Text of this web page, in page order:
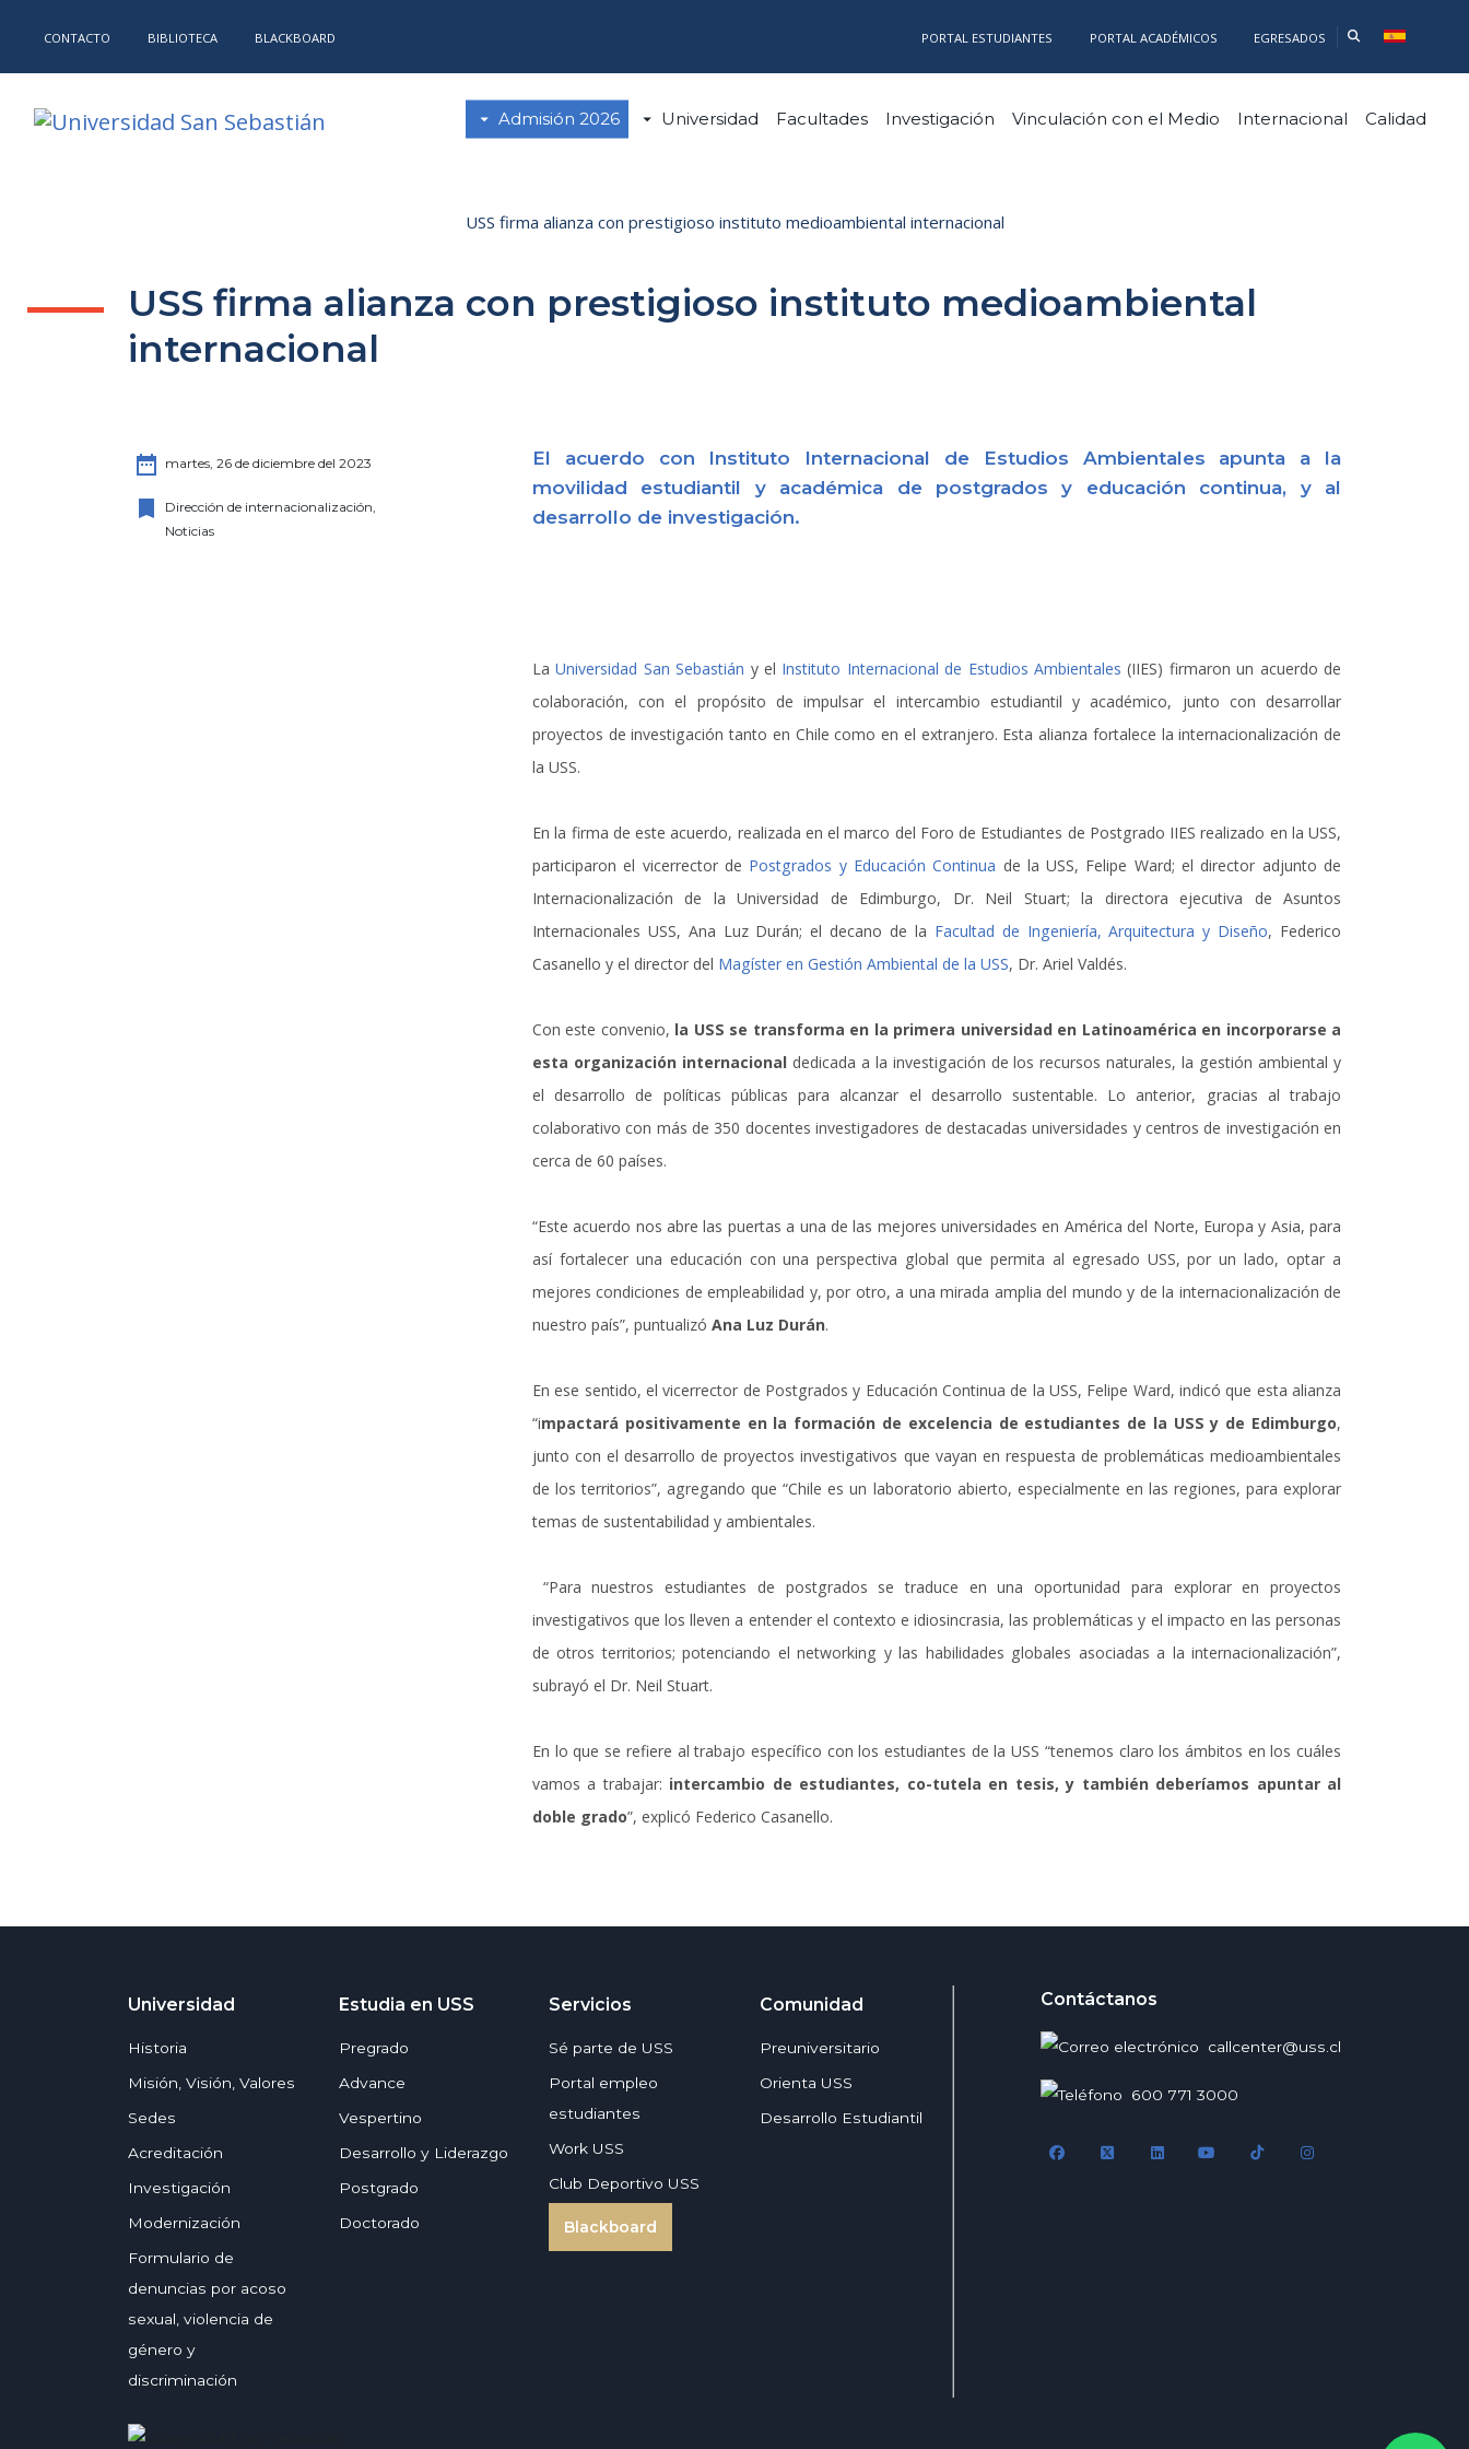
CONTACTO BIBLIOTECA BLACKBOARD PORTAL ESTUDIANTES PORTAL ACADÉMICOS EGRESADOS
Admisión 2026 Universidad Facultades Investigación Vinculación con el Medio Internacional Calidad
USS firma alianza con prestigioso instituto medioambiental internacional
USS firma alianza con prestigioso instituto medioambiental
internacional
date_range martes, 26 de diciembre del 2023
bookmark
Dirección de internacionalización,
Noticias
El acuerdo con Instituto Internacional de Estudios Ambientales apunta a la
movilidad estudiantil y académica de postgrados y educación continua, y al
desarrollo de investigación.
LaUniversidad San Sebastián y el Instituto Internacional de Estudios Ambientales (IIES) firmaron un acuerdo de
colaboración, con el propósito de impulsar el intercambio estudiantil y académico, junto con desarrollar
proyectos de investigación tanto en Chile como en el extranjero. Esta alianza fortalece la internacionalización de
la USS.
En la firma de este acuerdo, realizada en el marco del Foro de Estudiantes de Postgrado IIES realizado en la USS,
participaron el vicerrector de Postgrados y Educación Continua de la USS, Felipe Ward; el director adjunto de
Internacionalización de la Universidad de Edimburgo, Dr. Neil Stuart; la directora ejecutiva de Asuntos
Internacionales USS, Ana Luz Durán; el decano de la Facultad de Ingeniería, Arquitectura y Diseño, Federico
Casanello y el director del Magíster en Gestión Ambiental de la USS, Dr. Ariel Valdés.
Con este convenio, la USS se transforma en la primera universidad en Latinoamérica en incorporarse a
esta organización internacionaldedicada a la investigación de los recursos naturales, la gestión ambiental y
el desarrollo de políticas públicas para alcanzar el desarrollo sustentable. Lo anterior, gracias al trabajo
colaborativo con más de 350 docentes investigadores de destacadas universidades y centros de investigación en
cerca de 60 países.
“Este acuerdo nos abre las puertas a una de las mejores universidades en América del Norte, Europa y Asia, para
así fortalecer una educación con una perspectiva global que permita al egresado USS, por un lado, optar a
mejores condiciones de empleabilidad y, por otro, a una mirada amplia del mundo y de la internacionalización de
nuestro país”, puntualizó Ana Luz Durán.
En ese sentido, el vicerrector de Postgrados y Educación Continua de la USS, Felipe Ward, indicó que esta alianza
“impactará positivamente en la formación de excelencia de estudiantes de la USS y de Edimburgo,
junto con el desarrollo de proyectos investigativos que vayan en respuesta de problemáticas medioambientales
de los territorios”, agregando que “Chile es un laboratorio abierto, especialmente en las regiones, para explorar
temas de sustentabilidad y ambientales.
“Para nuestros estudiantes de postgrados se traduce en una oportunidad para explorar en proyectos
investigativos que los lleven a entender el contexto e idiosincrasia, las problemáticas y el impacto en las personas
de otros territorios; potenciando el networking y las habilidades globales asociadas a la internacionalización”,
subrayó el Dr. Neil Stuart.
En lo que se refiere al trabajo específico con los estudiantes de la USS “tenemos claro los ámbitos en los cuáles
vamos a trabajar: intercambio de estudiantes, co-tutela en tesis, y también deberíamos apuntar al
doble grado”, explicó Federico Casanello.
Universidad
Historia
Misión, Visión, Valores
Sedes
Acreditación
Investigación
Modernización
Formulario de
denuncias por acoso
sexual, violencia de
género y
discriminación
Estudia en USS
Pregrado
Advance
Vespertino
Desarrollo y Liderazgo
Postgrado
Doctorado
Servicios
Sé parte de USS
Portal empleo
estudiantes
Work USS
Club Deportivo USS
Blackboard
Comunidad
Preuniversitario
Orienta USS
Desarrollo Estudiantil
Contáctanos
callcenter@uss.cl
600 771 3000